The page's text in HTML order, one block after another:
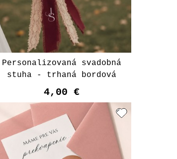
Personalizovaná svadobná
stuha - trhaná bordová
4,00 €
Vyberte variant